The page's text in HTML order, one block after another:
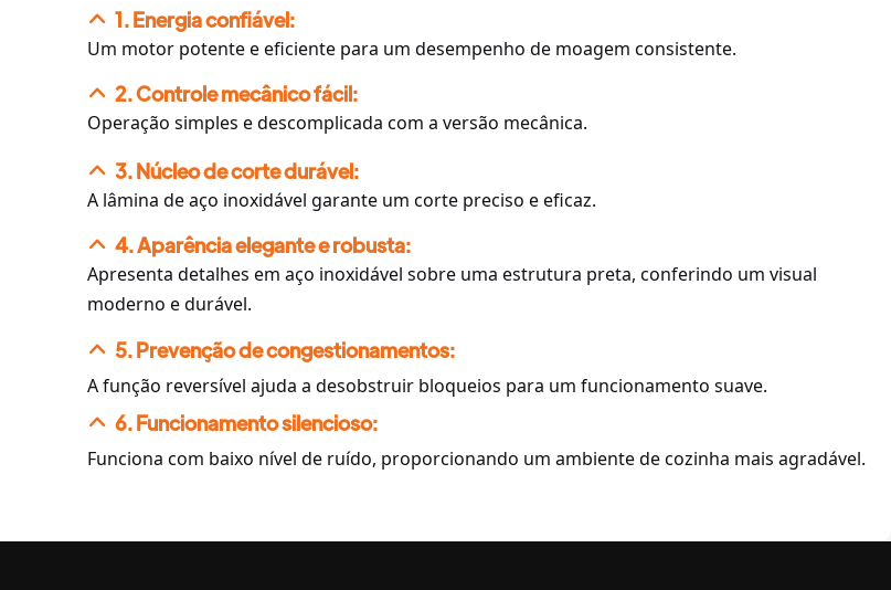
1. Energia confiável:
Um motor potente e eficiente para um desempenho de moagem consistente.
2. Controle mecânico fácil:
Operação simples e descomplicada com a versão mecânica.
3. Núcleo de corte durável:
A lâmina de aço inoxidável garante um corte preciso e eficaz.
4. Aparência elegante e robusta:
Apresenta detalhes em aço inoxidável sobre uma estrutura preta, conferindo um visual
moderno e durável.
5. Prevenção de congestionamentos:
A função reversível ajuda a desobstruir bloqueios para um funcionamento suave.
6. Funcionamento silencioso:
Funciona com baixo nível de ruído, proporcionando um ambiente de cozinha mais agradável.